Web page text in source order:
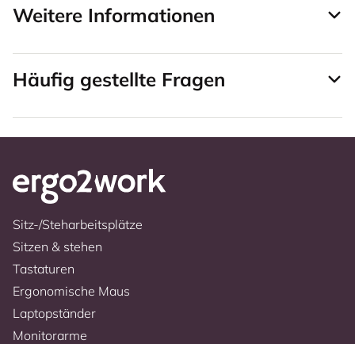
Weitere Informationen
Häufig gestellte Fragen
Sitz-/Steharbeitsplätze
Sitzen & stehen
Tastaturen
Ergonomische Maus
Laptopständer
Monitorarme